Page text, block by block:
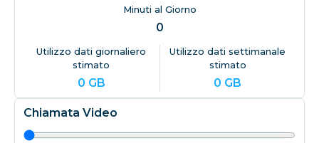
Minuti al Giorno
0
Utilizzo dati giornaliero
stimato
0 GB
Utilizzo dati settimanale
stimato
0 GB
Chiamata Video